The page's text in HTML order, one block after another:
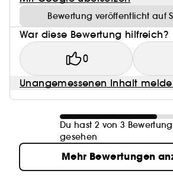
Bewertung veröffentlicht auf
War diese Bewertung hilfreich?
0
Unangemessenen Inhalt
Du hast 2 von 3
gesehen
Mehr Bewertungen